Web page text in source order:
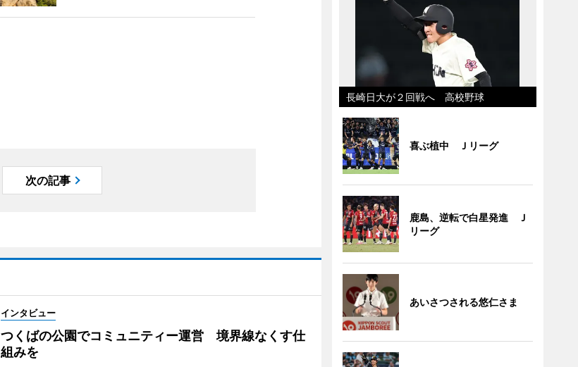
次の記事
インタビュー
つくばの公園でコミュニティー運営 境界線なくす仕
組みを
長崎日大が２回戦へ 高校野球
喜ぶ植中 Ｊリーグ
鹿島、逆転で白星発進 Ｊ
リーグ
あいさつされる悠仁さま